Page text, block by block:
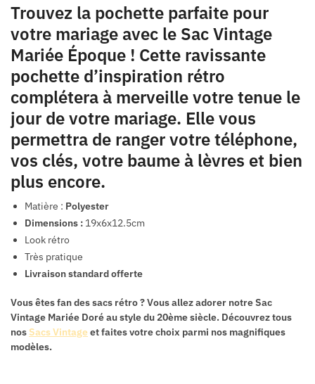
Trouvez la pochette parfaite pour
votre mariage avec le Sac Vintage
Mariée Époque ! Cette ravissante
pochette d’inspiration rétro
complétera à merveille votre tenue le
jour de votre mariage. Elle vous
permettra de ranger votre téléphone,
vos clés, votre baume à lèvres et bien
plus encore.
Matière : Polyester
Dimensions : 19x6x12.5cm
Look rétro
Très pratique
Livraison standard offerte
Vous êtes fan des sacs rétro ? Vous allez adorer notreSac
Vintage Mariée Doréau style du 20ème siècle. Découvrez tous
nos Sacs Vintageet faites votre choix parmi nos magnifiques
modèles.